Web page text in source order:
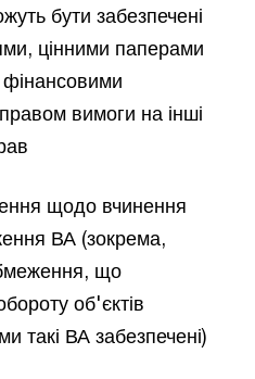
бути забезпечені
цінними паперами
вимоги на інші
щодо вчинення
ВА (зокрема,
що
об'єктів
такі ВА забезпечені)